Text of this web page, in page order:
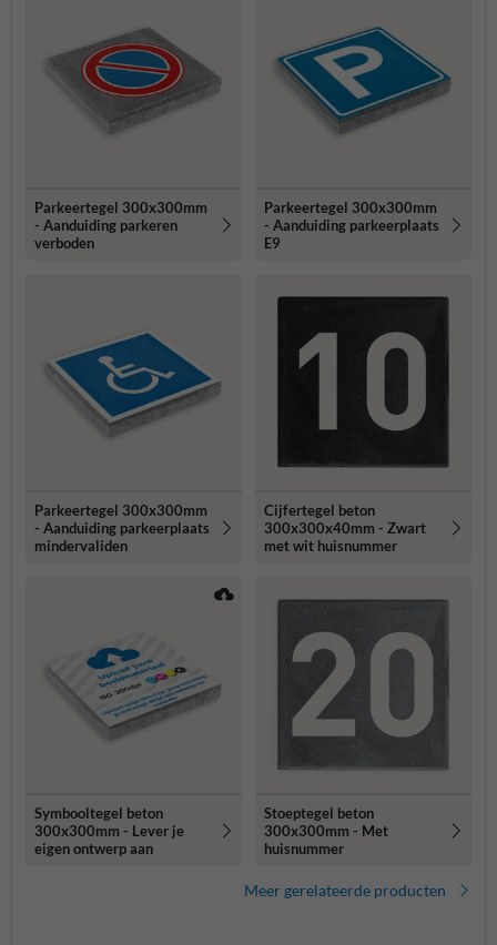
Parkeertegel 300x300mm
- Aanduiding parkeren
verboden
Parkeertegel 300x300mm
- Aanduiding parkeerplaats
E9
Parkeertegel 300x300mm
- Aanduiding parkeerplaats
mindervaliden
Cijfertegel beton
300x300x40mm - Zwart
met wit huisnummer
Symbooltegel beton
300x300mm - Lever je
eigen ontwerp aan
Stoeptegel beton
300x300mm - Met
huisnummer
Meer gerelateerde producten